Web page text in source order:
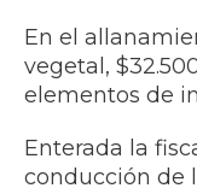
En el
vegetal,
elementos de
Enterada la
conducción de